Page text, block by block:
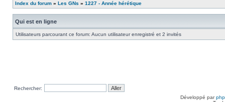
Index du forum » Les GNs » 1227 - Année hérétique
Qui est en ligne
Utilisateurs parcourant ce forum: Aucun utilisateur enregistré et 2 invités
Rechercher:
Développé par